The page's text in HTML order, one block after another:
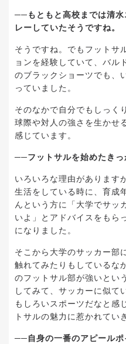
──もともと高校までは清
レーしていたそうですね。
そうですね。でもフットサ
ョンを経験していて、バル
のブラックショーツでも、
っていました。
そのなかで自分でもしっく
球際や対人の強さを生かせ
感じています。
──フットサルを始めたきっ
いろいろな理由があります
生活をしている時に、育成
んという方に「大学でサッ
いよ」とアドバイスをもら
になりました。
そこから大学のサッカー部
触れてみたりもしているな
のフットサル部が強いとい
してみて、サッカーに似て
もしろいスポーツだなと感
トサルの魅力に惹かれてい
──自身の一番のアピールポ